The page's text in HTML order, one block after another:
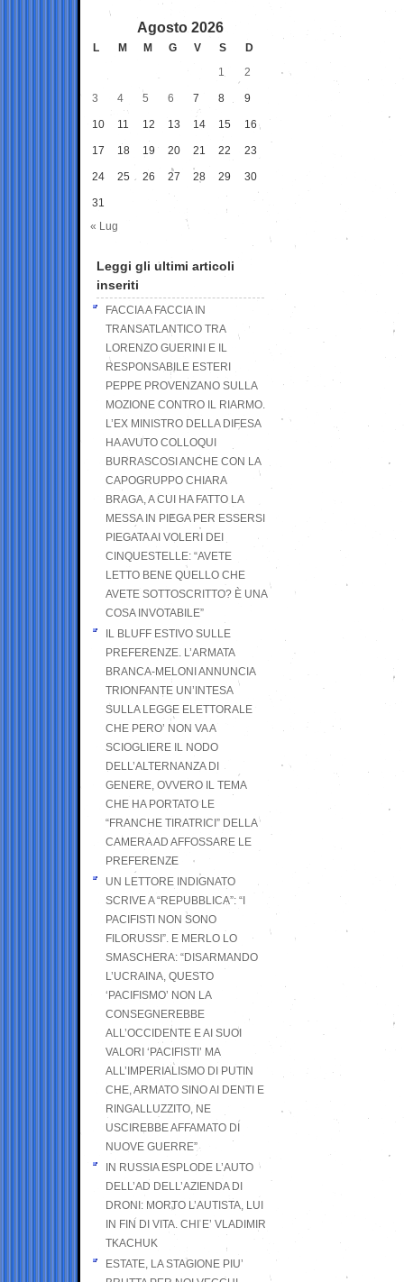
Agosto 2026
L M M G V S
D
1
2
3 4 5 6 7 8 9
10 11 12 13 14 15 16
17 18 19 20 21 22 23
24 25 26 27 28 29 30
31
« Lug
Leggi gli ultimi articoli
inseriti
FACCIA A FACCIA IN
TRANSATLANTICO TRA
LORENZO GUERINI E IL
RESPONSABILE ESTERI
PEPPE PROVENZANO SULLA
MOZIONE CONTRO IL RIARMO.
L’EX MINISTRO DELLA DIFESA
HA AVUTO COLLOQUI
BURRASCOSI ANCHE CON LA
CAPOGRUPPO CHIARA
BRAGA, A CUI HA FATTO LA
MESSA IN PIEGA PER ESSERSI
PIEGATA AI VOLERI DEI
CINQUESTELLE: “AVETE
LETTO BENE QUELLO CHE
AVETE SOTTOSCRITTO? È UNA
COSA INVOTABILE”
IL BLUFF ESTIVO SULLE
PREFERENZE. L’ARMATA
BRANCA-MELONI ANNUNCIA
TRIONFANTE UN’INTESA
SULLA LEGGE ELETTORALE
CHE PERO’ NON VA A
SCIOGLIERE IL NODO
DELL’ALTERNANZA DI
GENERE, OVVERO IL TEMA
CHE HA PORTATO LE
“FRANCHE TIRATRICI” DELLA
CAMERA AD AFFOSSARE LE
PREFERENZE
UN LETTORE INDIGNATO
SCRIVE A “REPUBBLICA”: “I
PACIFISTI NON SONO
FILORUSSI”. E MERLO LO
SMASCHERA: “DISARMANDO
L’UCRAINA, QUESTO
‘PACIFISMO’ NON LA
CONSEGNEREBBE
ALL’OCCIDENTE E AI SUOI
VALORI ‘PACIFISTI’ MA
ALL’IMPERIALISMO DI PUTIN
CHE, ARMATO SINO AI DENTI E
RINGALLUZZITO, NE
USCIREBBE AFFAMATO DI
NUOVE GUERRE”
IN RUSSIA ESPLODE L’AUTO
DELL’AD DELL’AZIENDA DI
DRONI: MORTO L’AUTISTA, LUI
IN FIN DI VITA. CHI E’ VLADIMIR
TKACHUK
ESTATE, LA STAGIONE PIU’